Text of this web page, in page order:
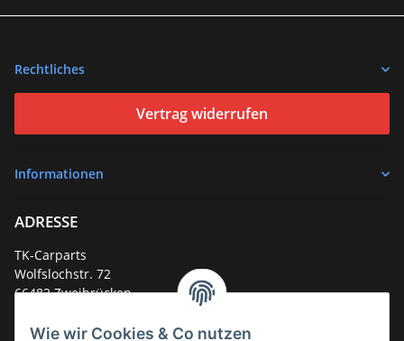
Wie wir Cookies & Co nutzen
Rechtliches
Vertrag widerrufen
Informationen
ADRESSE
TK-Carparts
Wolfslochstr. 72
66482 Zweibrücken